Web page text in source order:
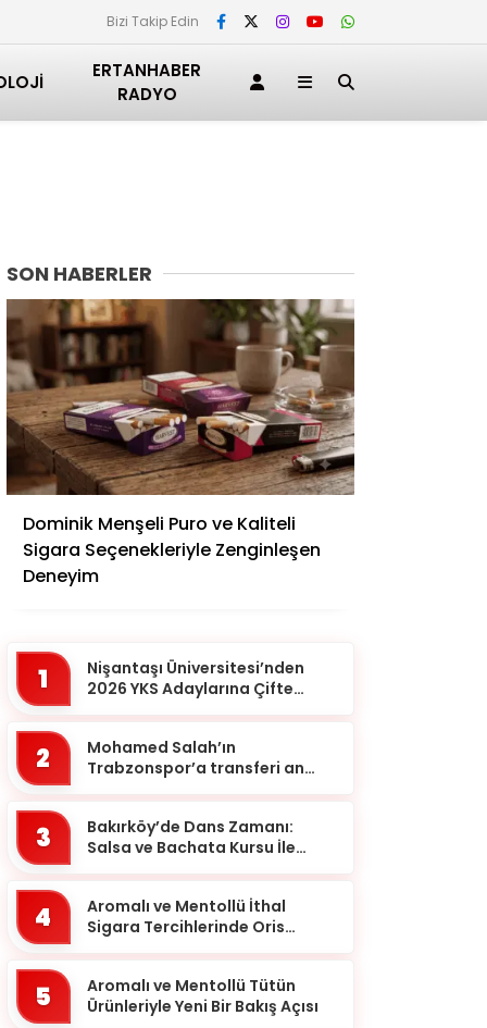
Bizi Takip Edin
ERTANHABER
RADYO
SON HABERLER
Dominik Menşeli Puro ve Kaliteli
Sigara Seçenekleriyle Zenginleşen
Deneyim
1
Nişantaşı Üniversitesi’nden
2026 YKS Adaylarına Çifte
2
Mohamed Salah’ın
Trabzonspor’a transferi an
3
Bakırköy’de Dans Zamanı:
Salsa ve Bachata Kursu İle
4
Aromalı ve Mentollü İthal
Sigara Tercihlerinde Oris
5
Aromalı ve Mentollü Tütün
Ürünleriyle Yeni Bir Bakış Açısı
Adana
Adıyaman
Afyonkarahisar
Aksaray
Amasya
Antalya
Artvin
Aydın
Balıkesir
Bartın
Batman
Bayburt